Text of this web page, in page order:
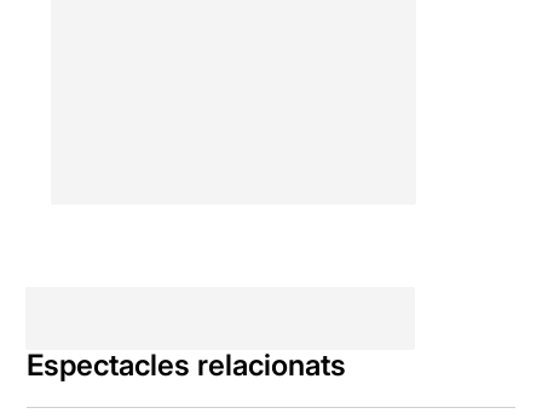
Espectacles relacionats